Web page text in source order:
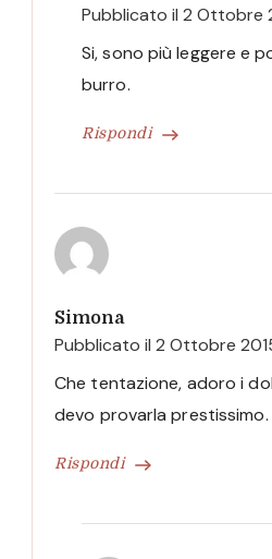
Pubblicato il 2 Ottobre
Rispondi
Si, sono più leggere e
burro.
Simona
Pubblicato il 2 Ottobre
Rispondi
Che tentazione, adoro i
devo provarla prestissimo.